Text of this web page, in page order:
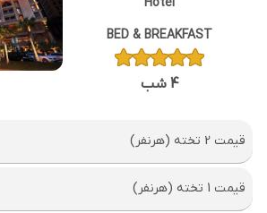
BED & BREAKFAST
4 شب
قیمت 2 تخته (هرنفر)
قیمت 1 تخته (هرنفر)